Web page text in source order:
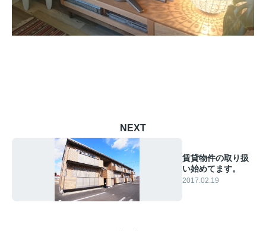
NEXT
賃貸物件の取り扱
い始めてます。
2017.02.19